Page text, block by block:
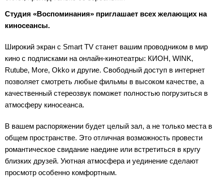
Студия «Воспоминания» приглашает всех желающих на
киносеансы.
Широкий экран с Smart TV станет вашим проводником в мир
кино с подписками на онлайн-кинотеатры: КИОН, WINK,
Rutube, More, Okko и другие. Свободный доступ в интернет
позволяет смотреть любые фильмы в высоком качестве, а
качественный стереозвук поможет полностью погрузиться в
атмосферу киносеанса.
В вашем распоряжении будет целый зал, а не только места в
общем пространстве. Это отличная возможность провести
романтическое свидание наедине или встретиться в кругу
близких друзей. Уютная атмосфера и уединение сделают
просмотр особенно комфортным.